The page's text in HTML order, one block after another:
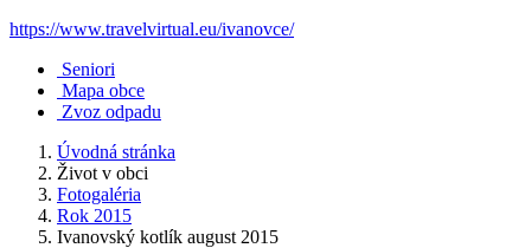
https://www.travelvirtual.eu/ivanovce/
Seniori
Mapa obce
Zvoz odpadu
Úvodná stránka
Život v obci
Fotogaléria
Rok 2015
Ivanovský kotlík august 2015